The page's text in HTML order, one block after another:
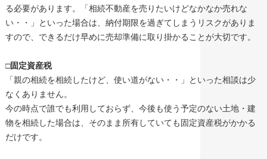
る必要があります。「相続不動産を売りたいけどなかなか売れな
い・・」といった場合は、納付期限を過ぎてしまうリスクがありま
すので、できるだけ早めに売却準備に取り掛かることが大切です。
□固定資産税
「親の相続を相続したけど、使い道がない・・」といった相談は少
なくありません。
今の時点で誰でも利用しておらず、今後も使う予定のない土地・建
物を相続した場合は、そのまま所有していても固定資産税がかかる
だけです。